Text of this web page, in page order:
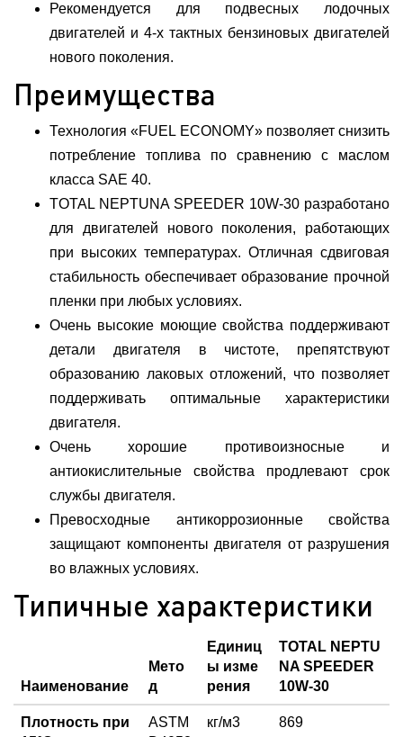
Рекомендуется для подвесных лодочных
двигателей и 4-х тактных бензиновых двигателей
нового поколения.
Преимущества
Технология «FUEL ECONOMY» позволяет снизить
потребление топлива по сравнению с маслом
класса SAE 40.
TOTAL NEPTUNA SPEEDER 10W-30 разработано
для двигателей нового поколения, работающих
при высоких температурах. Отличная сдвиговая
стабильность обеспечивает образование прочной
пленки при любых условиях.
Очень высокие моющие свойства поддерживают
детали двигателя в чистоте, препятствуют
образованию лаковых отложений, что позволяет
поддерживать оптимальные характеристики
двигателя.
Очень хорошие противоизносные и
антиокислительные свойства продлевают срок
службы двигателя.
Превосходные антикоррозионные свойства
защищают компоненты двигателя от разрушения
во влажных условиях.
Типичные характеристики
Наименование
Мето
д
Единиц
ы изме
рения
TOTAL NEPTU
NA SPEEDER
10W-30
Плотность при
ASTM
кг/м3 869